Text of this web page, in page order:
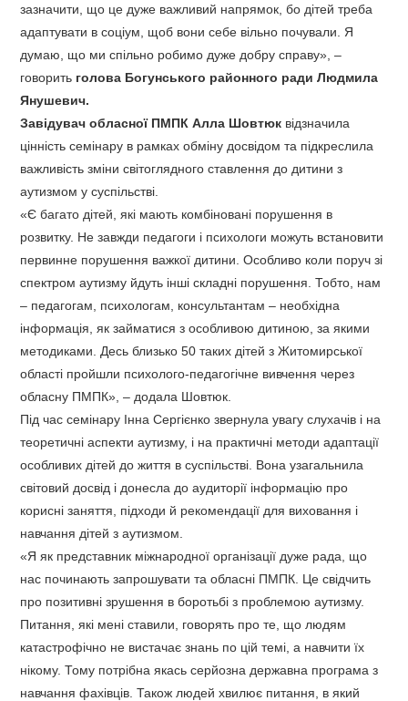
зазначити, що це дуже важливий напрямок, бо дітей треба
адаптувати в соціум, щоб вони себе вільно почували. Я
думаю, що ми спільно робимо дуже добру справу», –
говорить голова Богунського районного ради Людмила
Янушевич.
Завідувач обласної ПМПК Алла Шовтюк відзначила
цінність семінару в рамках обміну досвідом та підкреслила
важливість зміни світоглядного ставлення до дитини з
аутизмом у суспільстві.
«Є багато дітей, які мають комбіновані порушення в
розвитку. Не завжди педагоги і психологи можуть встановити
первинне порушення важкої дитини. Особливо коли поруч зі
спектром аутизму йдуть інші складні порушення. Тобто, нам
– педагогам, психологам, консультантам – необхідна
інформація, як займатися з особливою дитиною, за якими
методиками. Десь близько 50 таких дітей з Житомирської
області пройшли психолого-педагогічне вивчення через
обласну ПМПК», – додала Шовтюк.
Під час семінару Інна Сергієнко звернула увагу слухачів і на
теоретичні аспекти аутизму, і на практичні методи адаптації
особливих дітей до життя в суспільстві. Вона узагальнила
світовий досвід і донесла до аудиторії інформацію про
корисні заняття, підходи й рекомендації для виховання і
навчання дітей з аутизмом.
«Я як представник міжнародної організації дуже рада, що
нас починають запрошувати та обласні ПМПК. Це свідчить
про позитивні зрушення в боротьбі з проблемою аутизму.
Питання, які мені ставили, говорять про те, що людям
катастрофічно не вистачає знань по цій темі, а навчити їх
нікому. Тому потрібна якась серйозна державна програма з
навчання фахівців. Також людей хвилює питання, в який